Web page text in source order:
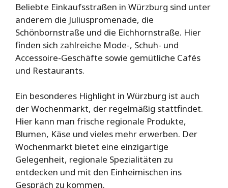
Beliebte Einkaufsstraßen in Würzburg sind unter
anderem die Juliuspromenade, die
Schönbornstraße und die Eichhornstraße. Hier
finden sich zahlreiche Mode-, Schuh- und
Accessoire-Geschäfte sowie gemütliche Cafés
und Restaurants.
Ein besonderes Highlight in Würzburg ist auch
der Wochenmarkt, der regelmäßig stattfindet.
Hier kann man frische regionale Produkte,
Blumen, Käse und vieles mehr erwerben. Der
Wochenmarkt bietet eine einzigartige
Gelegenheit, regionale Spezialitäten zu
entdecken und mit den Einheimischen ins
Gespräch zu kommen.